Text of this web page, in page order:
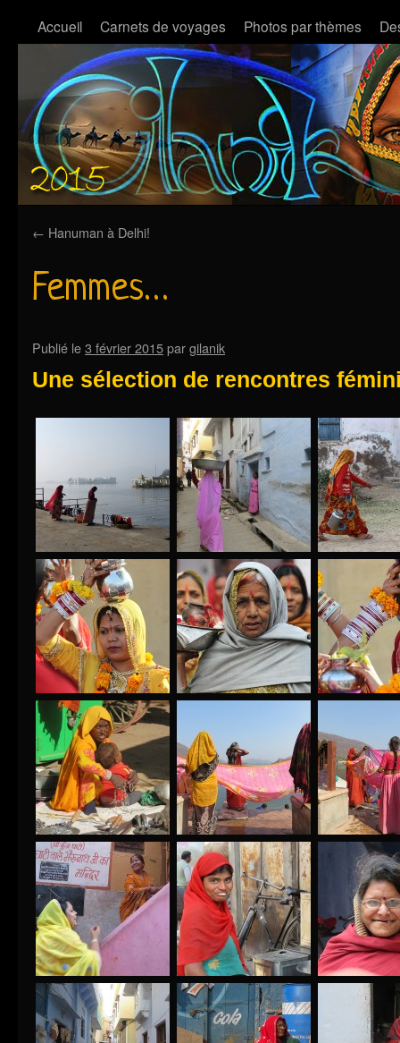
Accueil Carnets de voyages Photos par thèmes
← Hanuman à Delhi!
Femmes…
Publié le3 février 2015pargilanik
Une sélection de rencontres